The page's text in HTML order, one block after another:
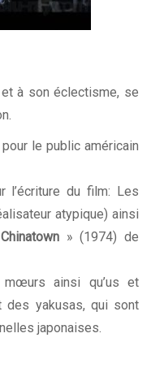
à son éclectisme, se
le public américain
l’écriture du film: Les
atypique) ainsi
Chinatown» (1974) de
ainsi qu’us et
des yakusas, qui sont
japonaises.